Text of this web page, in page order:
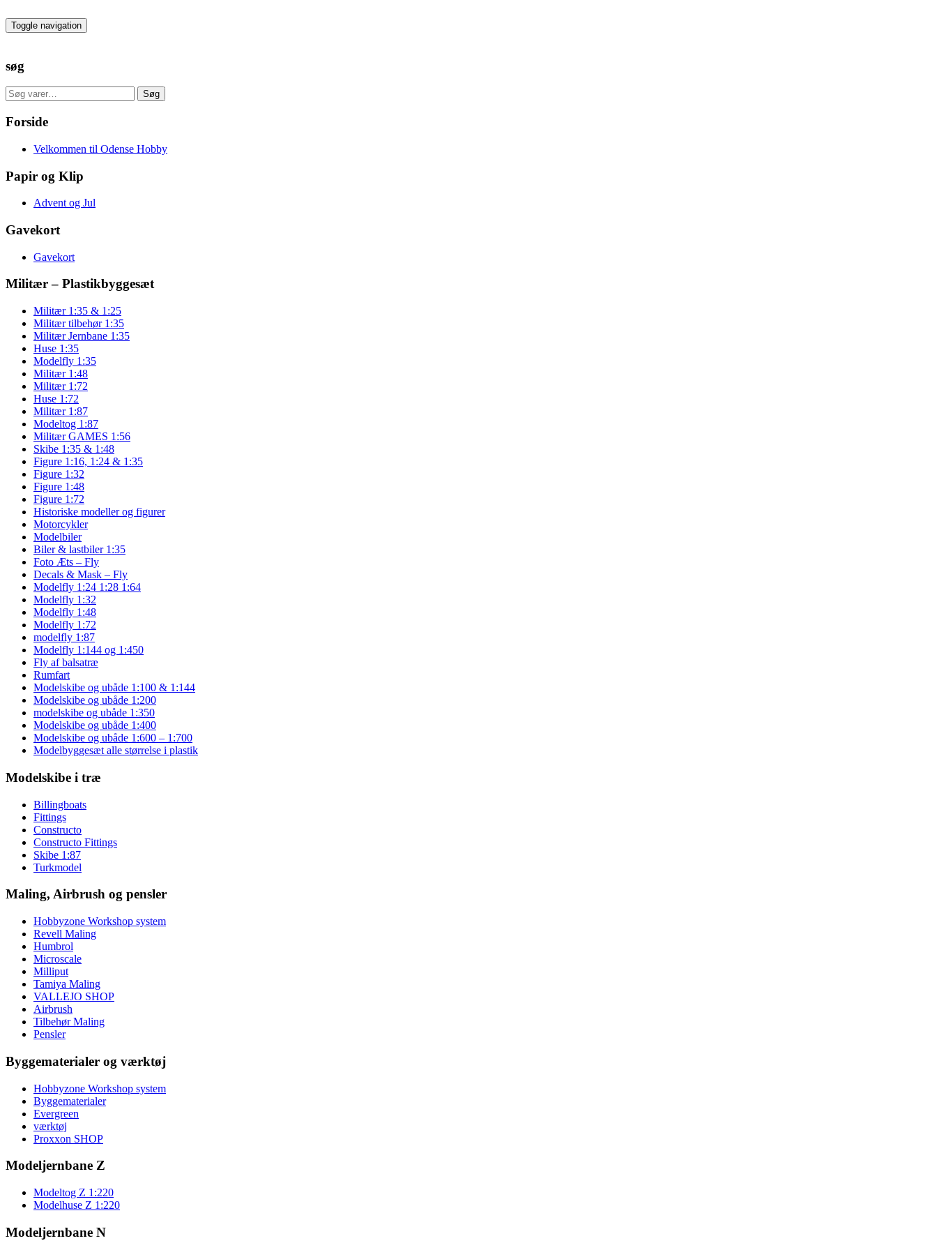
to
the
Toggle navigation
søg
Søg
efter:
Søg
Forside
Velkommen til Odense Hobby
Papir og Klip
Advent og Jul
Gavekort
Gavekort
Militær – Plastikbyggesæt
Militær 1:35 & 1:25
Militær tilbehør 1:35
Militær Jernbane 1:35
Huse 1:35
Modelfly 1:35
Militær 1:48
Militær 1:72
Huse 1:72
Militær 1:87
Modeltog 1:87
Militær GAMES 1:56
Skibe 1:35 & 1:48
Figure 1:16, 1:24 & 1:35
Figure 1:32
Figure 1:48
Figure 1:72
Historiske modeller og figurer
Motorcykler
Modelbiler
Biler & lastbiler 1:35
Foto Æts – Fly
Decals & Mask – Fly
Modelfly 1:24 1:28 1:64
Modelfly 1:32
Modelfly 1:48
Modelfly 1:72
modelfly 1:87
Modelfly 1:144 og 1:450
Fly af balsatræ
Rumfart
Modelskibe og ubåde 1:100 & 1:144
Modelskibe og ubåde 1:200
modelskibe og ubåde 1:350
Modelskibe og ubåde 1:400
Modelskibe og ubåde 1:600 – 1:700
Modelbyggesæt alle størrelse i plastik
Modelskibe i træ
Billingboats
Fittings
Constructo
Constructo Fittings
Skibe 1:87
Turkmodel
Maling, Airbrush og pensler
Hobbyzone Workshop system
Revell Maling
Humbrol
Microscale
Milliput
Tamiya Maling
VALLEJO SHOP
Airbrush
Tilbehør Maling
Pensler
Byggematerialer og værktøj
Hobbyzone Workshop system
Byggematerialer
Evergreen
værktøj
Proxxon SHOP
Modeljernbane Z
Modeltog Z 1:220
Modelhuse Z 1:220
Modeljernbane N